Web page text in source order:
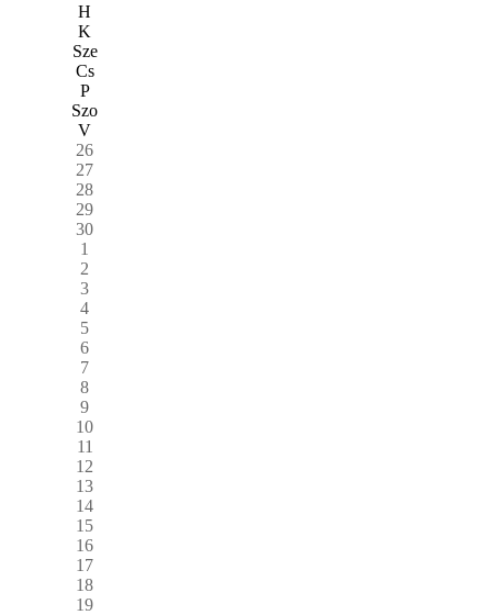
H
K
Sze
Cs
P
Szo
V
26
27
28
29
30
1
2
3
4
5
6
7
8
9
10
11
12
13
14
15
16
17
18
19